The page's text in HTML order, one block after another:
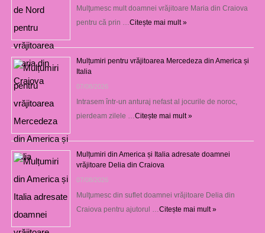
Mulţumesc mult doamnei vrăjitoare Maria din Craiova
pentru că prin … Citește mai mult »
Mulțumiri pentru vrăjitoarea Mercedeza din America și
Italia
07/08/2026
Intrasem într-un anturaj nefast al jocurile de noroc,
pierdeam zilele … Citește mai mult »
Mulțumiri din America și Italia adresate doamnei
vrăjitoare Delia din Craiova
07/08/2026
Mulţumesc din suflet doamnei vrăjitoare Delia din
Craiova pentru ajutorul … Citește mai mult »